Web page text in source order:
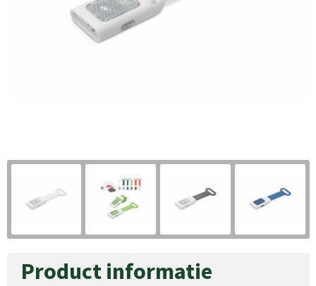
Product informatie